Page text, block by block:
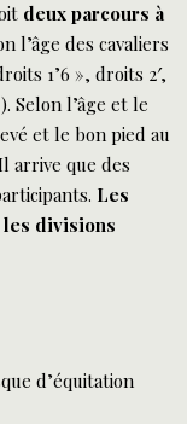
deux parcours à
l’âge des cavaliers
1’6 », droits 2′,
Selon l’âge et le
et le bon pied au
arrive que des
Les
divisions
d’équitation